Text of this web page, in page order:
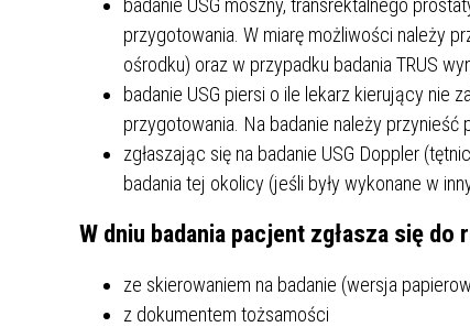
HISTORIA SZPITALA
NASZA MISJA
WYRÓŻNIENIA
badanie USG moszny, transrektalnego
przygotowania. W miarę możliwości należy
ośrodku) oraz w przypadku badania TRUS
badanie USG piersi o ile lekarz kierujący nie
przygotowania. Na badanie należy przynieść
zgłaszając się na badanie USG Doppler
badania tej okolicy (jeśli były wykonane w
W dniu badania pacjent zgłasza się
ze skierowaniem na badanie (wersja
z dokumentem tożsamości